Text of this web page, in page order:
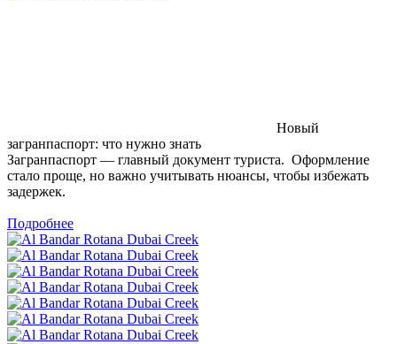
Новый
загранпаспорт: что нужно знать
Загранпаспорт — главный документ туриста. Оформление
стало проще, но важно учитывать нюансы, чтобы избежать
задержек.
Подробнее